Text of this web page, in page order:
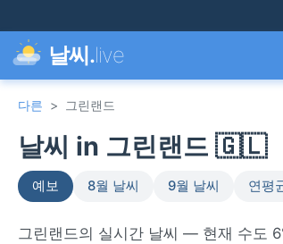
날씨.live
다른 > 그린랜드
날씨 in 그린랜드 🇬🇱
예보 8월 날씨 9월 날씨 연평
그린랜드의 실시간 날씨 — 현재 수도